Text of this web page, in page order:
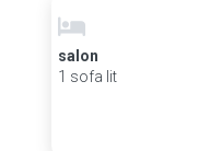
salon
1 sofa lit